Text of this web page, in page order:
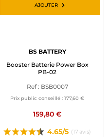
AJOUTER
BS BATTERY
Booster Batterie Power Box
PB-02
Ref : BSB0007
Prix public conseillé : 177,60 €
159,80 €
4.65/5 (17 avis)